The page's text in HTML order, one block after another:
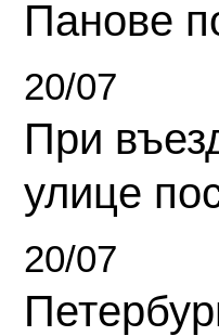
Панове
20/07
При
улице
20/07